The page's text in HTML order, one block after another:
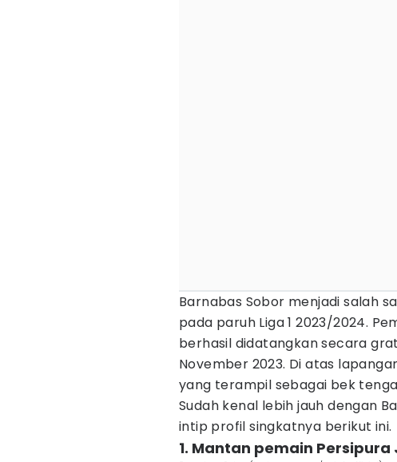
Barnabas Sobor menjadi salah
pada paruh Liga 1 2023/2024.
berhasil didatangkan secara
November 2023. Di atas
yang terampil sebagai bek
Sudah kenal lebih jauh dengan
intip profil singkatnya berikut ini.
1. Mantan pemain